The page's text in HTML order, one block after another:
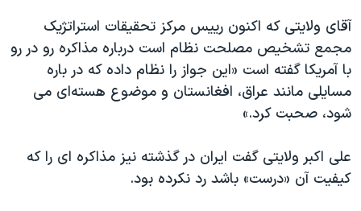
اعتراضات مردمی آبان ۹۸
اسرائیل در جنگ
نرگس محمدی برنده جایزه نوبل صلح
صفحه‌های ویژه
سفر پرزیدنت ترامپ به چین
آقای ولایتی که اکنون رییس مرکز تحقیقات استراتژیک
مجمع تشخیص مصلحت نظام است درباره مذاکره رو در رو
با آمریکا گفته است «این جواز را نظام داده که در باره
مسایلی مانند عراق، افغانستان و موضوع هسته‌ای می
شود، صحبت کرد.»
علی اکبر ولایتی گفت ایران در گذشته نیز مذاکره ای را که
کیفیت آن «درست» باشد رد نکرده بود.